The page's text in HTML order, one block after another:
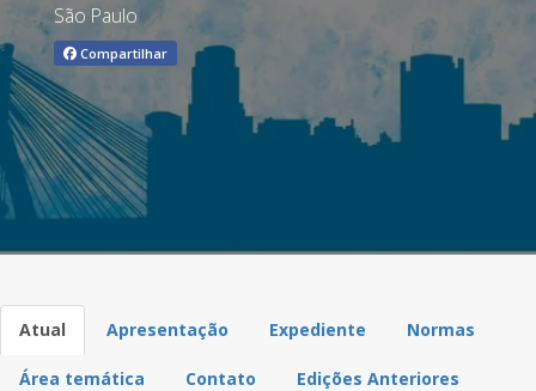
São Paulo
Compartilhar
Atual Apresentação Expediente Normas
Área temática Contato Edições Anteriores